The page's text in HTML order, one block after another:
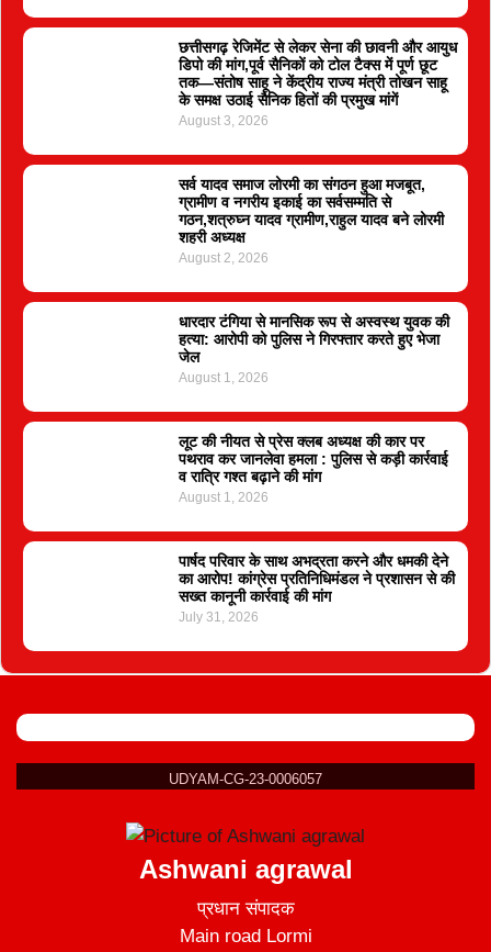
छत्तीसगढ़ रेजिमेंट से लेकर सेना की छावनी और आयुध
डिपो की मांग,पूर्व सैनिकों को टोल टैक्स में पूर्ण छूट
तक—संतोष साहू ने केंद्रीय राज्य मंत्री तोखन साहू
के समक्ष उठाई सैनिक हितों की प्रमुख मांगें
August 3, 2026
सर्व यादव समाज लोरमी का संगठन हुआ मजबूत,
ग्रामीण व नगरीय इकाई का सर्वसम्मति से
गठन,शत्रुघ्न यादव ग्रामीण,राहुल यादव बने लोरमी
शहरी अध्यक्ष
August 2, 2026
धारदार टंगिया से मानसिक रूप से अस्वस्थ युवक की
हत्या: आरोपी को पुलिस ने गिरफ्तार करते हुए भेजा
जेल
August 1, 2026
लूट की नीयत से प्रेस क्लब अध्यक्ष की कार पर
पथराव कर जानलेवा हमला : पुलिस से कड़ी कार्रवाई
व रात्रि गश्त बढ़ाने की मांग
August 1, 2026
पार्षद परिवार के साथ अभद्रता करने और धमकी देने
का आरोप! कांग्रेस प्रतिनिधिमंडल ने प्रशासन से की
सख्त कानूनी कार्रवाई की मांग
July 31, 2026
UDYAM-CG-23-0006057
Ashwani agrawal
प्रधान संपादक
Main road Lormi